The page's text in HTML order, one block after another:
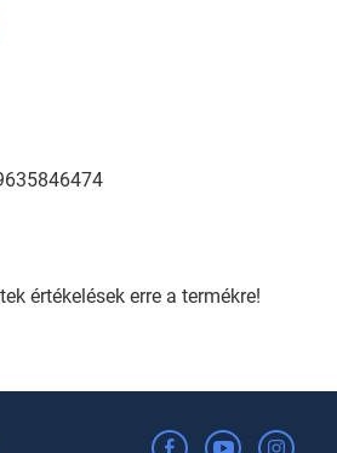
értékelések erre a termékre!